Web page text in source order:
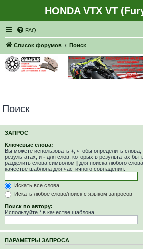
HONDA VTX VT
FAQ
Список форумов Поиск
Поиск
ЗАПРОС
Ключевые слова:
Вы можете использовать + , чтобы определить
результатах, и - для слов, которых в результатах
разделить слова символом
для поиска любого
качестве шаблона для частичного совпадения.
Искать все слова
Искать любое слово/поиск с языком запросов
Поиск по автору:
Используйте * в качестве шаблона.
ПАРАМЕТРЫ ЗАПРОСА